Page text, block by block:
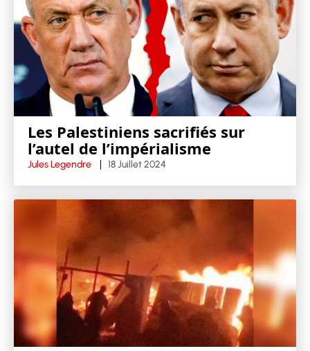
Les Palestiniens sacrifiés sur
l’autel de l’impérialisme
Jules Legendre 18 Juillet 2024